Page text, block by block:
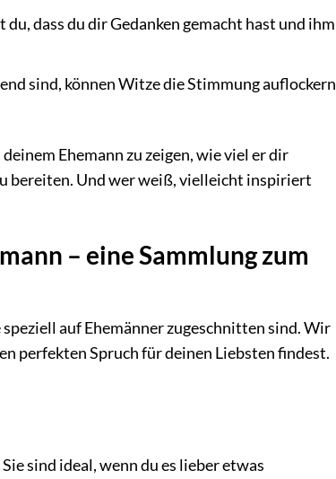
dass du dir Gedanken gemacht hast und ihm
sind, können Witze die Stimmung auflockern
Ehemann zu zeigen, wie viel er dir
bereiten. Und wer weiß, vielleicht inspiriert
– eine Sammlung zum
auf Ehemänner zugeschnitten sind. Wir
perfekten Spruch für deinen Liebsten findest.
sind ideal, wenn du es lieber etwas